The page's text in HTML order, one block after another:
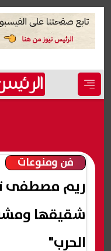
فن ومنوعات
ريم مصطفى
شقيقها
الحرب"